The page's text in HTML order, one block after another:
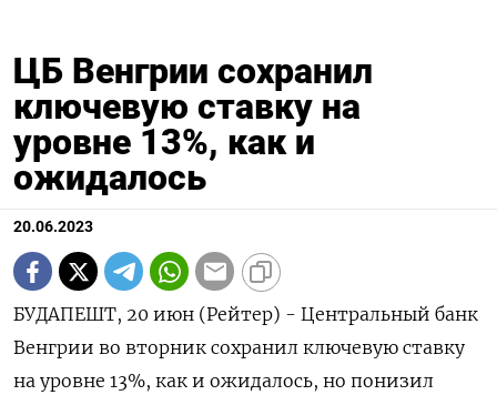
ЦБ Венгрии сохранил
ключевую ставку на
уровне 13%, как и
ожидалось
20.06.2023
БУДАПЕШТ, 20 июн (Рейтер) - Центральный банк
Венгрии во вторник сохранил ключевую ставку
на уровне 13%, как и ожидалось, но понизил